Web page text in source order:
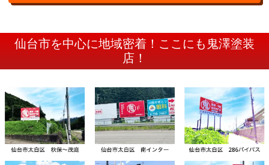
仙台市を中心に地域密着！ここにも鬼澤塗装
店！